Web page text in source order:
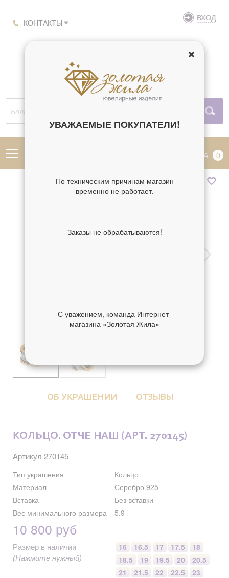
КОНТАКТЫ ВХОД
КОРЗИНА 0
ОБ УКРАШЕНИИ ОТЗЫВЫ
КОЛЬЦО. ОТЧЕ НАШ (АРТ. 270145)
Артикул 270145
Тип украшения
Кольцо
Материал
Серебро 925
Вставка
Без вставки
Вес минимального размера
5.9
10 800 руб
Размер в наличии
(Нажмите нужный)
16 16.5 17 17.5
18
18.5
19 19.5 20
20.5
21
21.5 22 22.5
23
УВАЖАЕМЫЕ ПОКУПАТЕЛИ!
По техническим причинам магазин
временно не работает.
Заказы не обрабатываются!
С уважением, команда Интернет-
магазина «Золотая Жила»